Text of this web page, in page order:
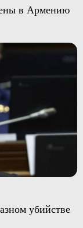
в Армению
убийстве